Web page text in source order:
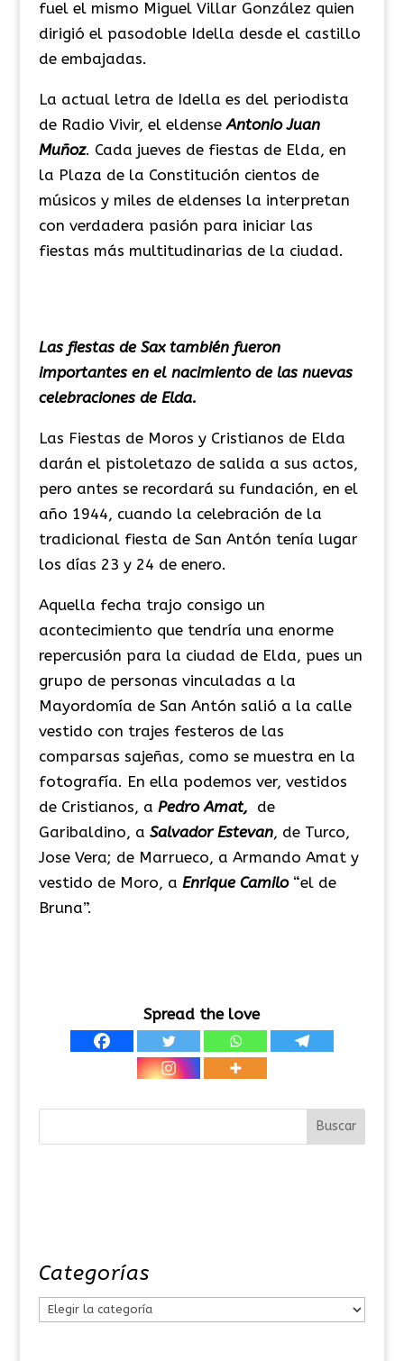
fuel el mismo Miguel Villar González quien
dirigió el pasodoble Idella desde el castillo
de embajadas.
La actual letra de Idella es del periodista
de Radio Vivir, el eldenseAntonio Juan
Muñoz. Cada jueves de fiestas de Elda, en
la Plaza de la Constitución cientos de
músicos y miles de eldenses la interpretan
con verdadera pasión para iniciar las
fiestas más multitudinarias de la ciudad.
Las fiestas de Saxtambién fueron
importantes en el nacimiento de las nuevas
celebraciones de Elda.
Las Fiestas de Moros y Cristianos de Elda
darán el pistoletazo de salida a sus actos,
pero antes se recordará su fundación, en el
año 1944, cuando la celebración de la
tradicional fiesta de San Antón tenía lugar
los días 23 y 24 de enero.
Aquella fecha trajo consigo un
acontecimiento que tendría una enorme
repercusión para la ciudad de Elda, pues un
grupo de personas vinculadas a la
Mayordomía de San Antón salió a la calle
vestido con trajes festeros de las
comparsas sajeñas, como se muestra en la
fotografía. En ella podemos ver, vestidos
de Cristianos, a Pedro Amat, de
Garibaldino, a Salvador Estevan, de Turco,
Jose Vera; de Marrueco, a Armando Amat y
vestido de Moro, a Enrique Camilo“el de
Bruna”.
Spread the love
Categorías